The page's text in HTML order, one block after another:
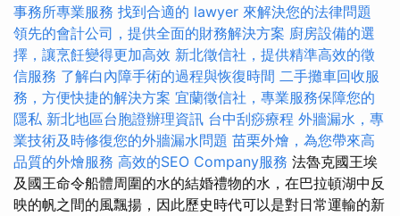
事務所專業服務 找到合適的 lawyer 來解決您的法律問題
領先的會計公司，提供全面的財務解決方案 廚房設備的選
擇，讓烹飪變得更加高效 新北徵信社，提供精準高效的徵
信服務 了解白內障手術的過程與恢復時間 二手攤車回收服
務，方便快捷的解決方案 宜蘭徵信社，專業服務保障您的
隱私 新北地區台胞證辦理資訊 台中刮痧療程 外牆漏水，專
業技術及時修復您的外牆漏水問題 苗栗外燴，為您帶來高
品質的外燴服務 高效的SEO Company服務 法魯克國王埃
及國王命令船體周圍的水的結婚禮物的水，在巴拉頓湖中反
映的帆之間的風飄揚，因此歷史時代可以是對日常運輸的新